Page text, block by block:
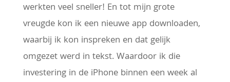
werkten veel sneller! En tot mijn grote
vreugde kon ik een nieuwe app downloaden,
waarbij ik kon inspreken en dat gelijk
omgezet werd in tekst. Waardoor ik die
investering in de iPhone binnen een week al